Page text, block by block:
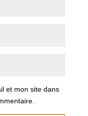
et mon site dans